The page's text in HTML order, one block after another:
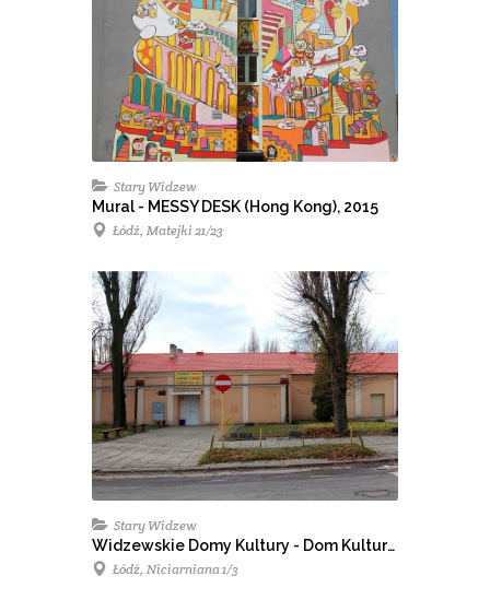
Stary Widzew
Mural - MESSY DESK (Hong Kong), 2015
Łódź, Matejki 21/23
Stary Widzew
Widzewskie Domy Kultury - Dom Kultury Ariadna
Łódź, Niciarniana 1/3